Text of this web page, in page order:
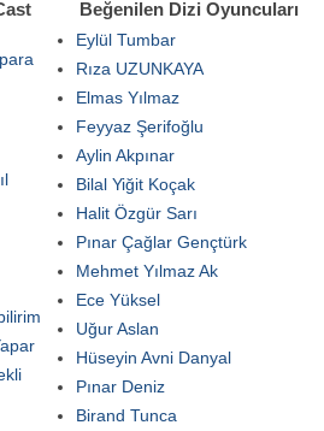
Beğenilen Dizi Oyuncuları
Eylül Tumbar
Rıza UZUNKAYA
Elmas Yılmaz
Feyyaz Şerifoğlu
Aylin Akpınar
Bilal Yiğit Koçak
Halit Özgür Sarı
Pınar Çağlar Gençtürk
Mehmet Yılmaz Ak
Ece Yüksel
Uğur Aslan
Hüseyin Avni Danyal
Pınar Deniz
Birand Tunca